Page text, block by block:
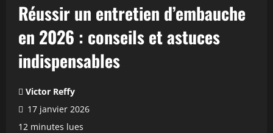
Réussir un entretien d’embauche
en 2026 : conseils et astuces
indispensables
Victor Reffy
17 janvier 2026
12 minutes lues